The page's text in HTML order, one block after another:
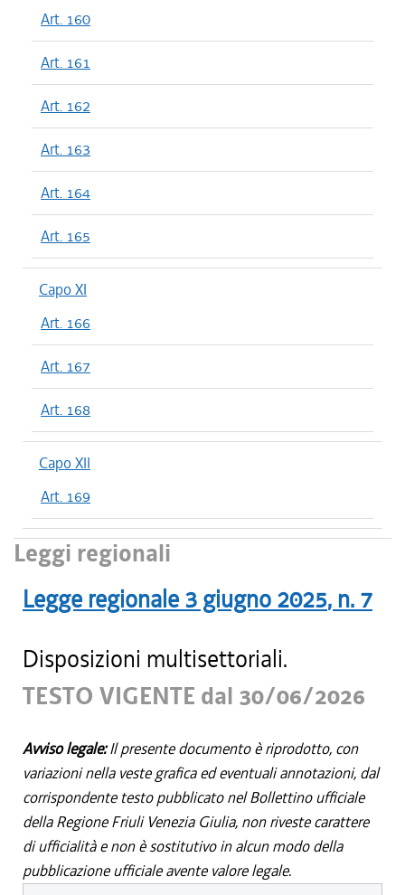
Art. 160
Art. 161
Art. 162
Art. 163
Art. 164
Art. 165
Capo XI
Art. 166
Art. 167
Art. 168
Capo XII
Art. 169
Leggi regionali
Legge regionale 3 giugno 2025, n. 7
Disposizioni multisettoriali.
TESTO VIGENTE dal 30/06/2026
Avviso legale:Il presente documento è riprodotto, con
variazioni nella veste grafica ed eventuali annotazioni, dal
corrispondente testo pubblicato nel Bollettino ufficiale
della Regione Friuli Venezia Giulia, non riveste carattere
di ufficialità e non è sostitutivo in alcun modo della
pubblicazione ufficiale avente valore legale.